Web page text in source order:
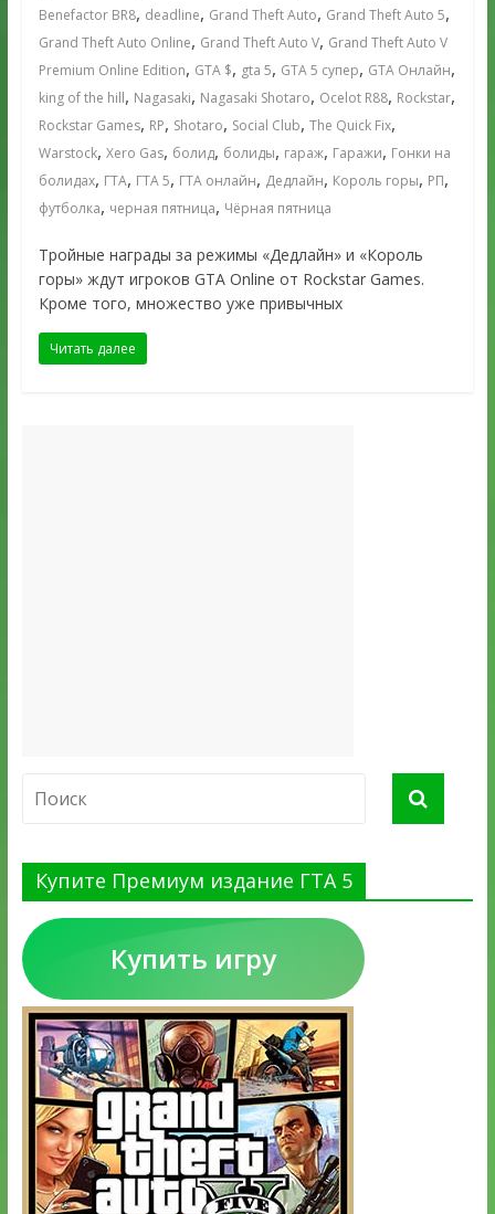
Benefactor BR8, deadline, Grand Theft Auto, Grand Theft Auto 5,
Grand Theft Auto Online, Grand Theft Auto V, Grand Theft Auto V
Premium Online Edition, GTA $, gta 5, GTA 5 супер, GTA Онлайн,
king of the hill, Nagasaki, Nagasaki Shotaro, Ocelot R88, Rockstar,
Rockstar Games, RP, Shotaro, Social Club, The Quick Fix,
Warstock, Xero Gas, болид, болиды, гараж, Гаражи, Гонки на
болидах, ГТА, ГТА 5, ГТА онлайн, Дедлайн, Король горы, РП,
футболка, черная пятница, Чёрная пятница
Тройные награды за режимы «Дедлайн» и «Король
горы» ждут игроков GTA Online от Rockstar Games.
Кроме того, множество уже привычных
Читать далее
Купите Премиум издание ГТА 5
Купить игру